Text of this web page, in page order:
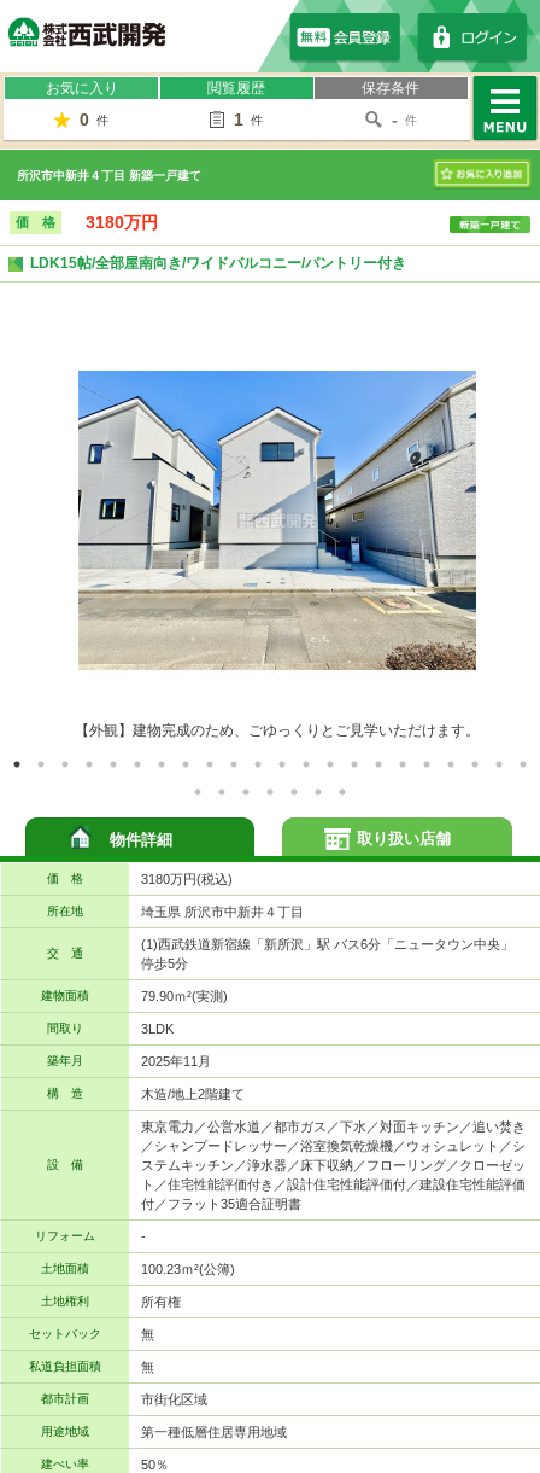
お気に入り
0 件
閲覧履歴
1 件
保存条件
- 件
MENU
所沢市中新井４丁目 新築一戸建て
お気に入り
価 格 3180万円
LDK15帖/全部屋南向き/ワイドバルコニー/パントリー付き
【外観】建物完成のため、ごゆっくりとご見学いただけます。
物件詳細
価 格 3180万円(税込)
所在地 埼玉県 所沢市中新井４丁目
交 通
(1)西武鉄道新宿線「新所沢」駅 バス6分「ニュータウン中央」
停歩5分
建物面積 79.90ｍ²(実測)
間取り 3LDK
築年月 2025年11月
構 造 木造/地上2階建て
設 備
東京電力／公営水道／都市ガス／下水／対面キッチン／追い焚き
／シャンプードレッサー／浴室換気乾燥機／ウォシュレット／シ
ステムキッチン／浄水器／床下収納／フローリング／クローゼッ
ト／住宅性能評価付き／設計住宅性能評価付／建設住宅性能評価
付／フラット35適合証明書
リフォーム -
土地面積 100.23ｍ²(公簿)
土地権利 所有権
セットバック 無
私道負担面積 無
都市計画 市街化区域
用途地域 第一種低層住居専用地域
建ぺい率 50％
取り扱い店舗